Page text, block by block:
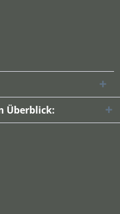
Überblick: